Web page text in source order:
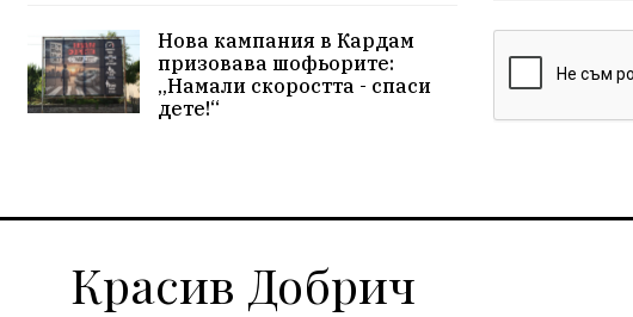
Нова кампания в Кардам
призовава шофьорите:
„Намали скоростта - спаси
дете!“
Красив Добрич